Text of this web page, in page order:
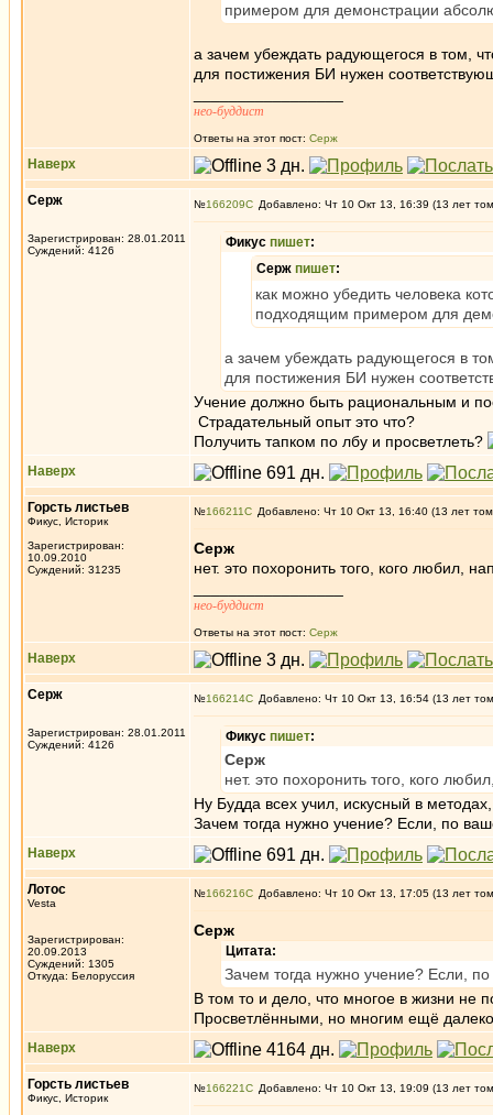
примером для демонстрации
а зачем убеждать радующегося в том,
для постижения БИ нужен
нео-буддист
Ответы на этот пост: Серж
Наверх
Серж
Зарегистрирован: 28.01.2011
Суждений: 4126
№166209 Добавлено: Чт 10 Окт 13, 16:39 (13 лет
Фикус пишет:
Серж пишет:
как можно убедить человека
подходящим примером для
а зачем убеждать радующегося в
для постижения БИ нужен
Учение должно быть рациональным и
Страдательный опыт это что?
Получить тапком по лбу и просветлеть?
Наверх
Горсть листьев
Фикус, Историк
Зарегистрирован:
10.09.2010
Суждений: 31235
№166211 Добавлено: Чт 10 Окт 13, 16:40 (13 лет
Серж
нет. это похоронить того, кого любил,
нео-буддист
Ответы на этот пост: Серж
Наверх
Серж
Зарегистрирован: 28.01.2011
Суждений: 4126
№166214 Добавлено: Чт 10 Окт 13, 16:54 (13 лет
Фикус пишет:
Серж
нет. это похоронить того, кого
Ну Будда всех учил, искусный в
Зачем тогда нужно учение? Если, по
Наверх
Лотос
Vesta
Зарегистрирован:
20.09.2013
Суждений: 1305
Откуда: Белоруссия
№166216 Добавлено: Чт 10 Окт 13, 17:05 (13 лет
Серж
Цитата:
Зачем тогда нужно учение? Если,
В том то и дело, что многое в жизни не
Просветлёнными, но многим ещё
Наверх
Горсть листьев
Фикус, Историк
№166221 Добавлено: Чт 10 Окт 13, 19:09 (13 лет